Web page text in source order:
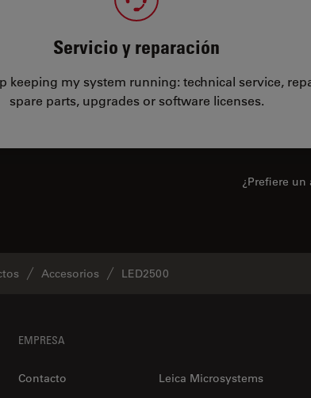
Servicio y reparación
keeping my system running: technical service,
spare parts, upgrades or software licenses.
¿Prefiere
Accesorios LED2500
EMPRESA
Contacto
Leica Microsystems